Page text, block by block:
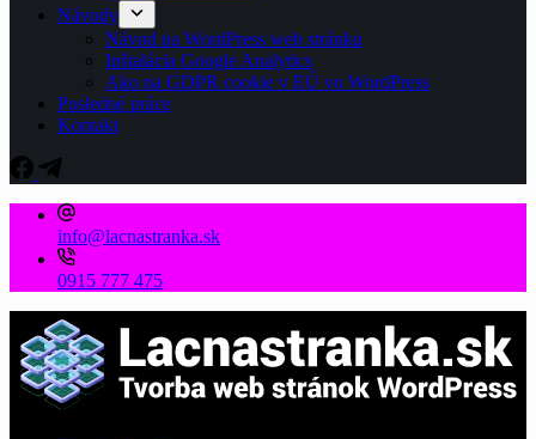
Návody
Návod na WordPress web stránku
Inštalácia Google Analytics
Ako na GDPR cookie v EÚ vo WordPress
Posledné práce
Kontakt
info@lacnastranka.sk
0915 777 475